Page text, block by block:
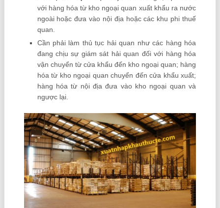
với hàng hóa từ kho ngoại quan xuất khẩu ra nước
ngoài hoặc đưa vào nội địa hoặc các khu phi thuế
quan.
Cần phải làm thủ tục hải quan như các hàng hóa
đang chịu sự giám sát hải quan đối với hàng hóa
vận chuyển từ cửa khẩu đến kho ngoại quan; hàng
hóa từ kho ngoại quan chuyển đến cửa khẩu xuất;
hàng hóa từ nội địa đưa vào kho ngoại quan và
ngược lại.